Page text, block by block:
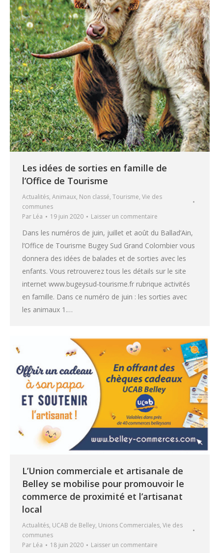
Les idées de sorties en famille de
l’Office de Tourisme
Actualités, Animaux, Non classé, Tourisme, Vie des
communes
Par Léa 19 juin 2020 Laisser un commentaire
Dans les numéros de juin, juillet et août du Ballad’Ain,
l’Office de Tourisme Bugey Sud Grand Colombier vous
donnera des idées de balades et de sorties avec les
enfants. Vous retrouverez tous les détails sur le site
internet www.bugeysud-tourisme.fr rubrique activités
en famille. Dans ce numéro de juin : les sorties avec
les animaux 1.…
L’Union commerciale et artisanale de
Belley se mobilise pour promouvoir le
commerce de proximité et l’artisanat
local
Actualités, UCAB de Belley, Unions Commerciales, Vie des
communes
Par Léa 18 juin 2020 Laisser un commentaire